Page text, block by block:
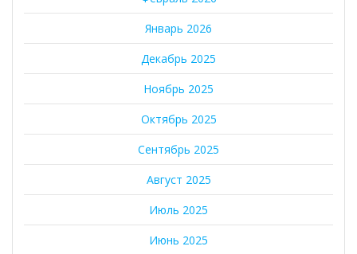
Январь 2026
Декабрь 2025
Ноябрь 2025
Октябрь 2025
Сентябрь 2025
Август 2025
Июль 2025
Июнь 2025